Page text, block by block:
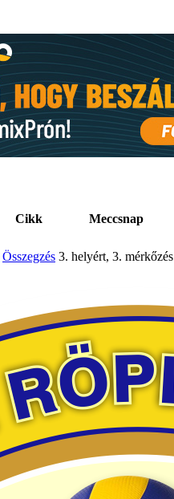
Cikk Meccsnap
Összegzés 3. helyért, 3. mérkőzés